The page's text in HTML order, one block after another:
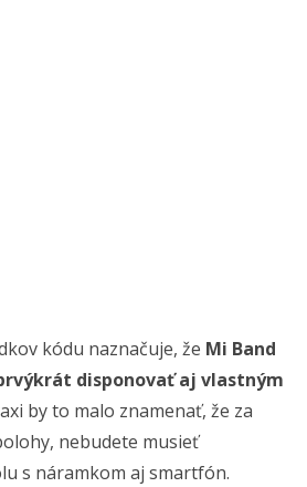
kódu naznačuje, že Mi Band
disponovať aj vlastným
by to malo znamenať, že za
nebudete musieť
s náramkom aj smartfón.